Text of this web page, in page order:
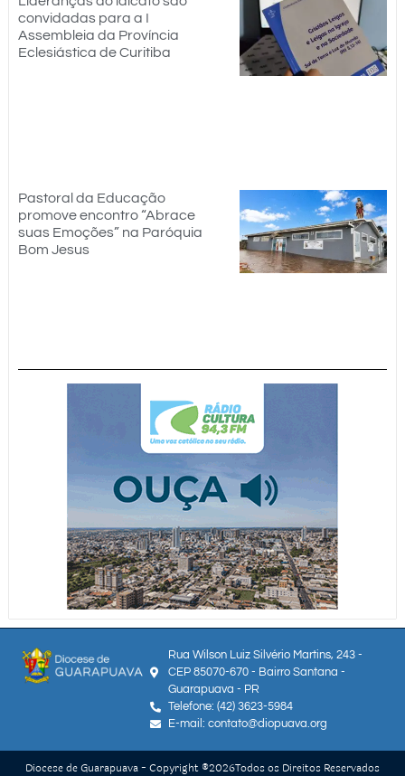
convidadas para a I
Assembleia da Província
Eclesiástica de Curitiba
Pastoral da Educação
promove encontro “Abrace
suas Emoções” na Paróquia
Bom Jesus
Rua Wilson Luiz Silvério Martins, 243 -
CEP 85070-670 - Bairro Santana -
Guarapuava - PR
Telefone: (42) 3623-5984
E-mail: contato@diopuava.org
Diocese de Guarapuava - Copyright ®2026Todos os Direitos Reservados